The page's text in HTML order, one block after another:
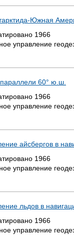
Южная
1966
управление
60° ю.ш.
1966
управление
айсбергов в
1966
управление
льдов в
1966
управление